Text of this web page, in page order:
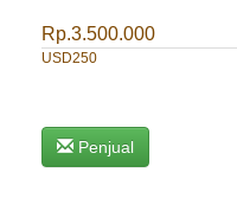
Rp.3.500.000
USD250
Penjual